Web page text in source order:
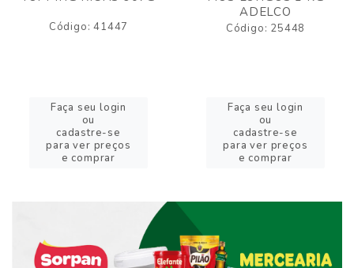
Código: 41447
Faça seu login
ou
cadastre-se
para ver preços
e comprar
ADELCO
Código: 25448
Faça seu login
ou
cadastre-se
para ver preços
e comprar